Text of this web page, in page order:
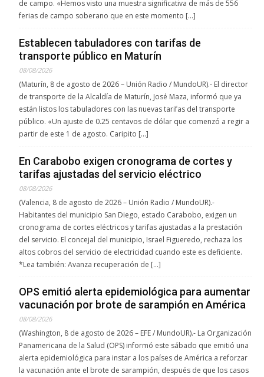
de campo. «Hemos visto una muestra significativa de más de 556
ferias de campo soberano que en este momento […]
Establecen tabuladores con tarifas de
transporte público en Maturín
08/08/2026
(Maturín, 8 de agosto de 2026 – Unión Radio / MundoUR).- El director
de transporte de la Alcaldía de Maturín, José Maza, informó que ya
están listos los tabuladores con las nuevas tarifas del transporte
público. «Un ajuste de 0.25 centavos de dólar que comenzó a regir a
partir de este 1 de agosto. Caripito […]
En Carabobo exigen cronograma de cortes y
tarifas ajustadas del servicio eléctrico
08/08/2026
(Valencia, 8 de agosto de 2026 – Unión Radio / MundoUR).-
Habitantes del municipio San Diego, estado Carabobo, exigen un
cronograma de cortes eléctricos y tarifas ajustadas a la prestación
del servicio. El concejal del municipio, Israel Figueredo, rechaza los
altos cobros del servicio de electricidad cuando este es deficiente.
*Lea también: Avanza recuperación de […]
OPS emitió alerta epidemiológica para aumentar
vacunación por brote de sarampión en América
08/08/2026
(Washington, 8 de agosto de 2026 – EFE / MundoUR).- La Organización
Panamericana de la Salud (OPS) informó este sábado que emitió una
alerta epidemiológica para instar a los países de América a reforzar
la vacunación ante el brote de sarampión, después de que los casos